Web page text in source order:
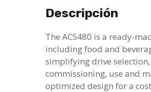
Descripción
The ACS480 is a ready-
including food and
simplifying drive
commissioning, use and
optimized design for a